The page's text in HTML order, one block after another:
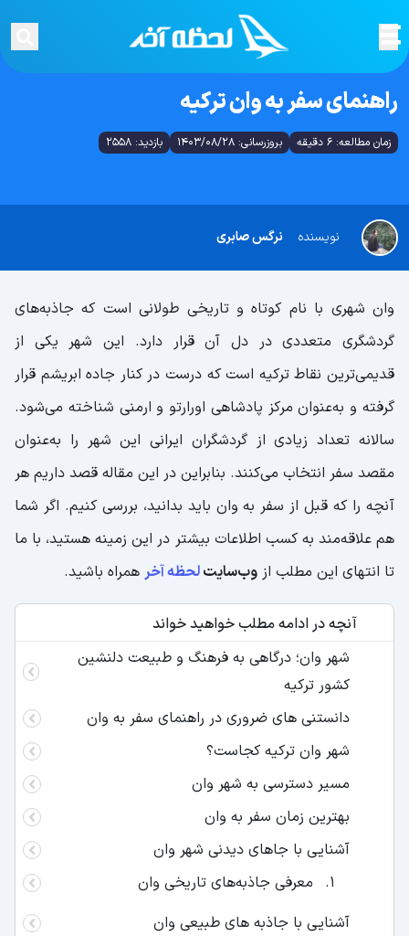
راهنمای سفر به وان ترکیه
زمان مطالعه: 6 دقیقه بروزرسانی: 1403/08/28 بازدید: 2558
نرگس صابری نویسنده
وان شهری با نام کوتاه و تاریخی طولانی است که جاذبه‌های
گردشگری متعددی در دل آن قرار دارد. این شهر یکی از
قدیمی‌ترین نقاط ترکیه است که درست در کنار جاده ابریشم قرار
گرفته و به‌عنوان مرکز پادشاهی اورارتو و ارمنی شناخته می‌شود.
سالانه تعداد زیادی از گردشگران ایرانی این شهر را به‌عنوان
مقصد سفر انتخاب می‌کنند. بنابراین در این مقاله قصد داریم هر
آنچه را که قبل از سفر به وان باید بدانید، بررسی کنیم. اگر شما
هم علاقه‌مند به کسب اطلاعات بیشتر در این زمینه هستید، با ما
تا انتهای این مطلب از وب‌سایتلحظه آخر همراه باشید.
آنچه در ادامه مطلب خواهید خواند
شهر وان؛ درگاهی به فرهنگ و طبیعت دلنشین
کشور ترکیه
دانستنی های ضروری در راهنمای سفر به وان
شهر وان ترکیه کجاست؟
مسیر دسترسی به شهر وان
بهترین زمان سفر به وان
آشنایی با جاهای دیدنی شهر وان
معرفی جاذبه‌های تاریخی وان
آشنایی با جاذبه‌ های طبیعی وان